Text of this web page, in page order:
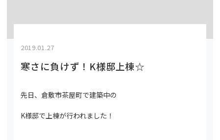
2019.01.27
寒さに負けず！K様邸上棟☆
先日、倉敷市茶屋町で建築中の
K様邸で上棟が行われました！